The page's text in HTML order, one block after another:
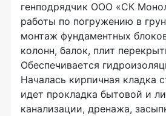
генподрядчик ООО «СК
работы по погружению в
монтаж фундаментных
колонн, балок, плит
Обеспечивается
Началась кирпичная кладка
идет прокладка бытовой и
канализации, дренажа,